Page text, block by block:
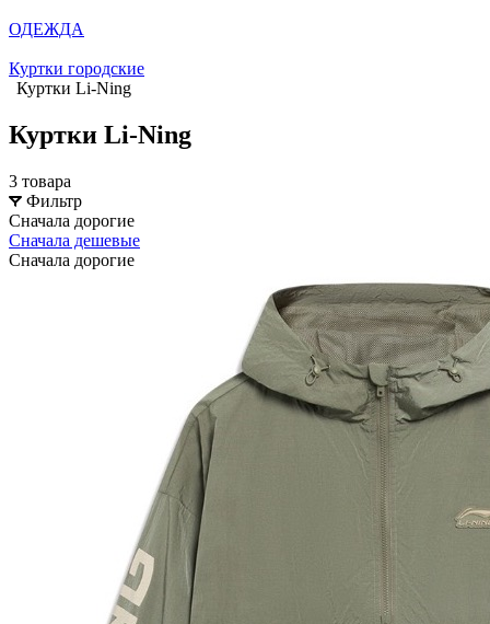
ОДЕЖДА
Куртки городские
Куртки Li-Ning
Куртки Li-Ning
3 товара
Фильтр
Сначала дорогие
Сначала дешевые
Сначала дорогие